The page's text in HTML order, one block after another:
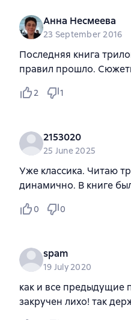
Анна Несмеева
23 September 2016
Последняя книга
правил прошло.
2 1
2153020
25 June 2025
Уже классика. Читаю
динамично. В книге
0 0
spam
19 July 2020
как и все предыдущие
закручен лихо! так